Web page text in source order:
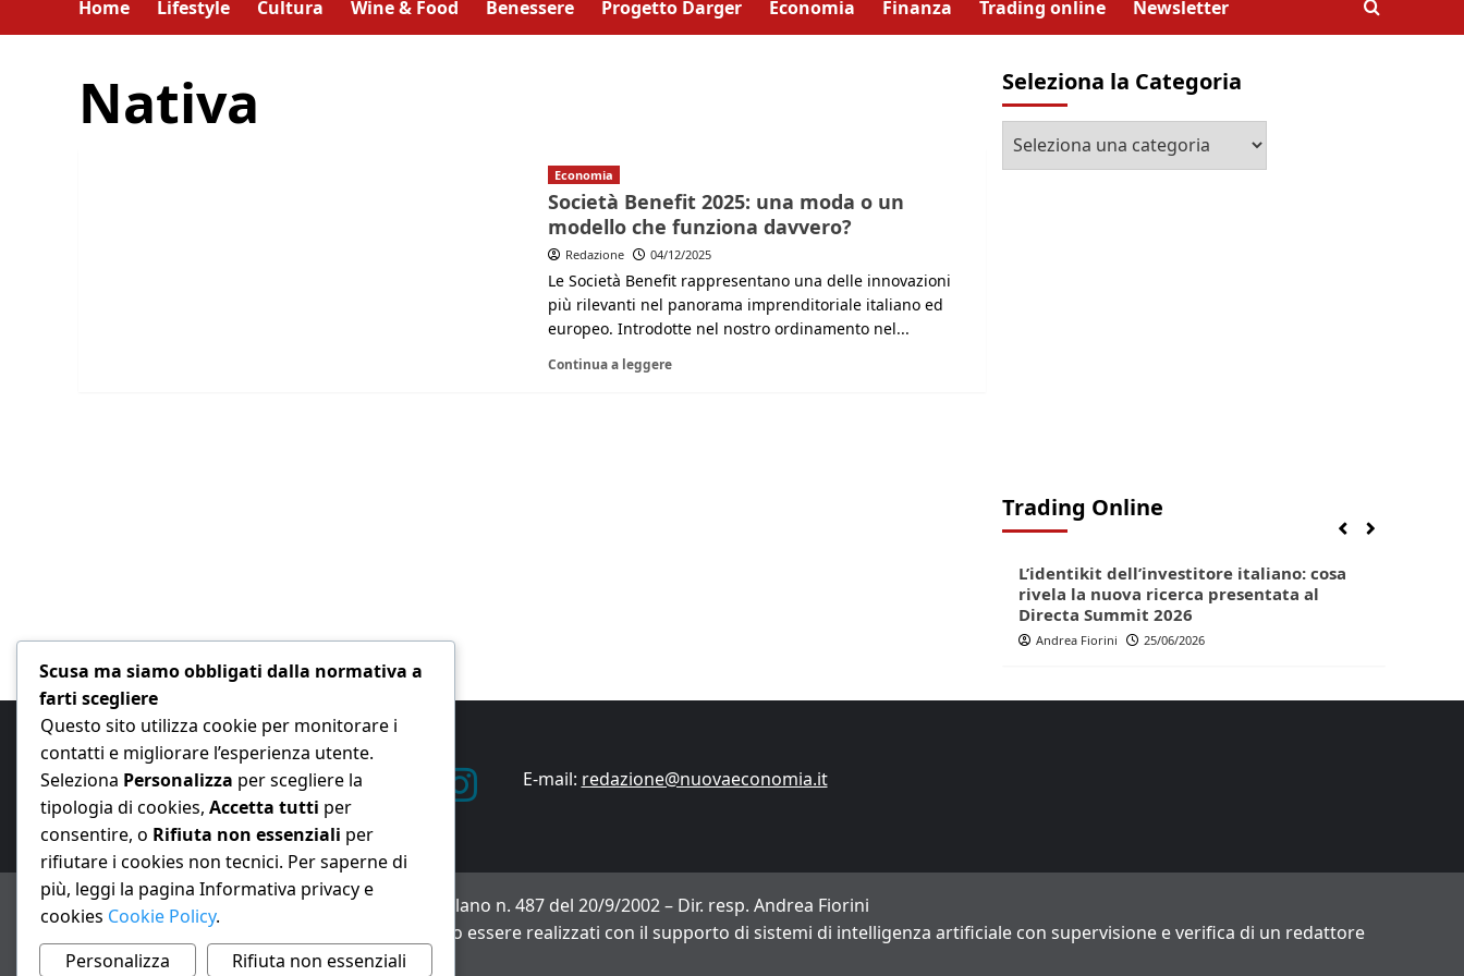
Home Lifestyle Cultura Wine & Food Benessere Progetto Darger Economia Finanza Trading online Newsletter
Nativa
Economia
Società Benefit 2025: una moda o un
modello che funziona davvero?
Redazione 04/12/2025
Le Società Benefit rappresentano una delle innovazioni
più rilevanti nel panorama imprenditoriale italiano ed
europeo. Introdotte nel nostro ordinamento nel...
Continua a leggere
Seleziona la Categoria
Seleziona
la
Trading Online
Finanza Lifestyle Trading online
L’identikit dell’investitore italiano: cosa
rivela la nuova ricerca presentata al
Directa Summit 2026
Andrea Fiorini 25/06/2026
E-mail: redazione@nuovaeconomia.it
ANNO XXIII – Testata giornalistica reg. Trib. Milano n. 487 del 20/9/2002 – Dir. resp. Andrea Fiorini
Avviso IA: alcuni articoli di questo sito possono essere realizzati con il supporto di sistemi di intelligenza artificiale con supervisione e verifica di un redattore
Informativa privacy e cookie
Scusa ma siamo obbligati dalla normativa a
farti scegliere
Questo sito utilizza cookie per monitorare i
contatti e migliorare l’esperienza utente.
Seleziona Personalizza per scegliere la
tipologia di cookies, Accetta tutti per
consentire, o Rifiuta non essenziali per
rifiutare i cookies non tecnici. Per saperne di
più, leggi la pagina Informativa privacy e
cookies Cookie Policy.
Personalizza
Rifiuta non essenziali